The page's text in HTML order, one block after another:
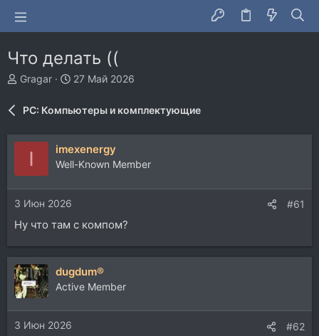
Что делать ((
А
т
р
т
Gragar
Д
н
а
ч
27 Май 2026
PC: Компьютеры и комплектующие
I imexenergy
Well-Known Member
3 Июн 2026 #61
Ну что там с компом?
dugdum®
Active Member
3 Июн 2026 #62